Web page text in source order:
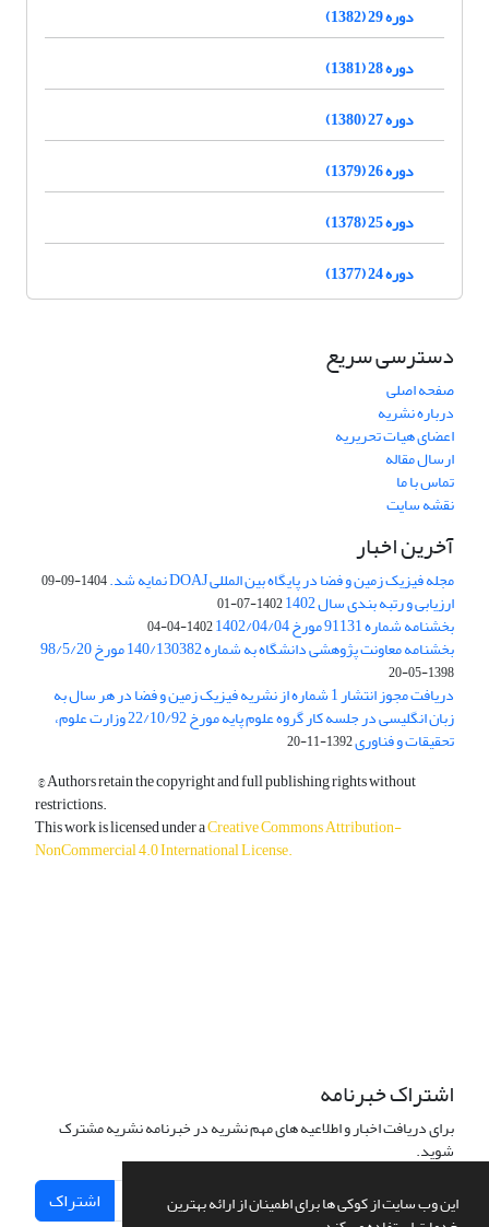
این وب سایت از کوکی ها برای اطمینان از ارائه بهترین
دوره 29 (1382)
دوره 28 (1381)
دوره 27 (1380)
دوره 26 (1379)
دوره 25 (1378)
دوره 24 (1377)
دسترسی سریع
صفحه اصلی
درباره نشریه
اعضای هیات تحریریه
ارسال مقاله
تماس با ما
نقشه سایت
آخرین اخبار
مجله فیزیک زمین و فضا در پایگاه بین المللی DOAJ نمایه شد. 1404-09-09
ارزیابی و رتبه بندی سال 1402 1402-07-01
بخشنامه شماره 91131 مورخ 1402/04/04 1402-04-04
بخشنامه معاونت پژوهشی دانشگاه به شماره 140/130382 مورخ 98/5/20
1398-05-20
دریافت مجوز انتشار 1 شماره از نشریه فیزیک زمین و فضا در هر سال به
زبان انگلیسی در جلسه کار گروه علوم پایه مورخ 22/10/92 وزارت علوم،
تحقیقات و فناوری1392-11-20
© Authors retain the copyright and full publishing rights without
restrictions.
This work is licensed under aCreative Commons Attribution-
NonCommercial 4.0 International License.
اشتراک خبرنامه
برای دریافت اخبار و اطلاعیه های مهم نشریه در خبرنامه نشریه مشترک
شوید.
اشتراک